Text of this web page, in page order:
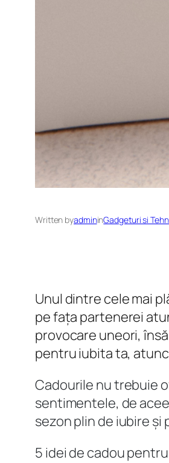
Written byadmininGadgeturi si
Unul dintre cele mai
pe fața partenerei
provocare uneori,
pentru iubita ta,
Cadourile nu trebuie
sentimentele, de
sezon plin de iubire și
5 idei de cadou